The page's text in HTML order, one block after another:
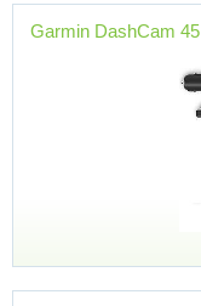
Garmin DashCam 45